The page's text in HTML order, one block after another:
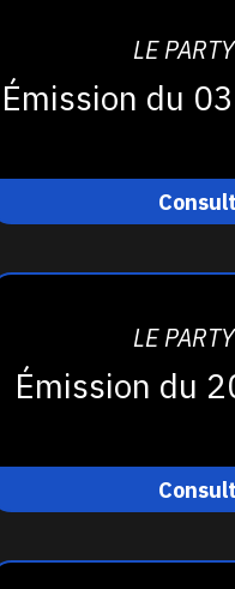
LE
Émission du
LE
Émission du